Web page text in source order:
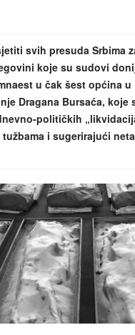
svih presuda Srbima
koje su sudovi
u čak šest općina u
Dragana Bursaća, koje
političkih
i sugerirajući